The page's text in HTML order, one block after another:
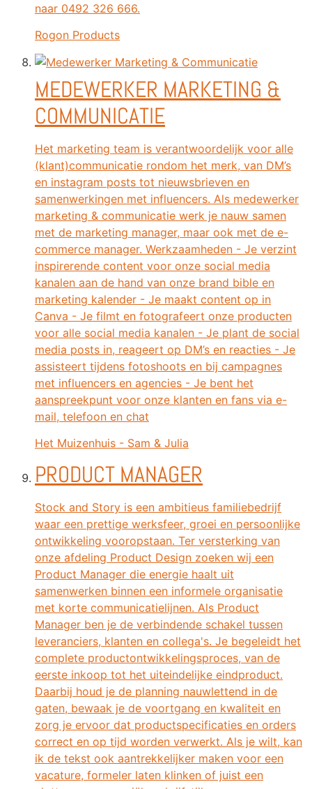
naar 0492 326 666.
Rogon Products
MEDEWERKER MARKETING &
COMMUNICATIE
Het marketing team is verantwoordelijk voor alle
(klant)communicatie rondom het merk, van DM’s
en instagram posts tot nieuwsbrieven en
samenwerkingen met influencers. Als medewerker
marketing & communicatie werk je nauw samen
met de marketing manager, maar ook met de e-
commerce manager. Werkzaamheden - Je verzint
inspirerende content voor onze social media
kanalen aan de hand van onze brand bible en
marketing kalender - Je maakt content op in
Canva - Je filmt en fotografeert onze producten
voor alle social media kanalen - Je plant de social
media posts in, reageert op DM’s en reacties - Je
assisteert tijdens fotoshoots en bij campagnes
met influencers en agencies - Je bent het
aanspreekpunt voor onze klanten en fans via e-
mail, telefoon en chat
Het Muizenhuis - Sam & Julia
PRODUCT MANAGER
Stock and Story is een ambitieus familiebedrijf
waar een prettige werksfeer, groei en persoonlijke
ontwikkeling vooropstaan. Ter versterking van
onze afdeling Product Design zoeken wij een
Product Manager die energie haalt uit
samenwerken binnen een informele organisatie
met korte communicatielijnen. Als Product
Manager ben je de verbindende schakel tussen
leveranciers, klanten en collega's. Je begeleidt het
complete productontwikkelingsproces, van de
eerste inkoop tot het uiteindelijke eindproduct.
Daarbij houd je de planning nauwlettend in de
gaten, bewaak je de voortgang en kwaliteit en
zorg je ervoor dat productspecificaties en orders
correct en op tijd worden verwerkt. Als je wilt, kan
ik de tekst ook aantrekkelijker maken voor een
vacature, formeler laten klinken of juist een